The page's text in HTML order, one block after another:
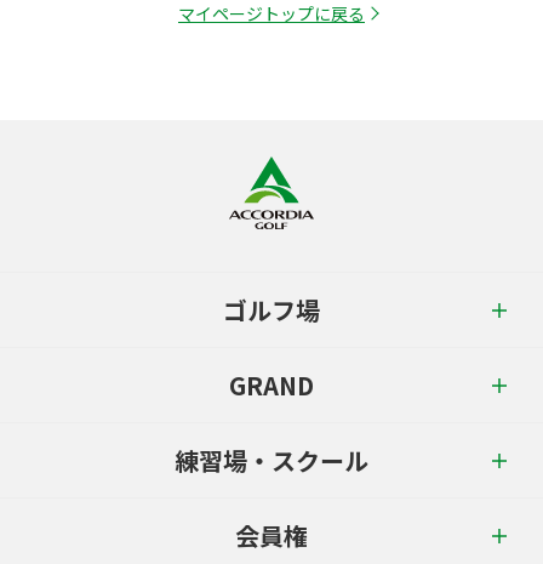
マイページトップに戻る
ゴルフ場
GRAND
練習場・スクール
会員権